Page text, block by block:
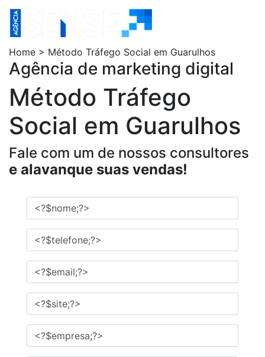
Home > Método Tráfego Social em Guarulhos
Agência de marketing digital
Método Tráfego
Social em Guarulhos
Fale com um de nossos consultores
e alavanque suas vendas!